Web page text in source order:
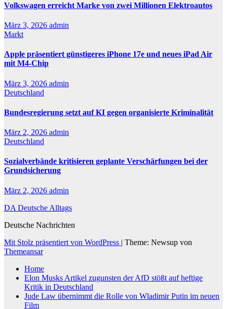
Volkswagen erreicht Marke von zwei Millionen Elektroautos
März 3, 2026 admin
Markt
Apple präsentiert günstigeres iPhone 17e und neues iPad Air
mit M4-Chip
März 3, 2026 admin
Deutschland
Bundesregierung setzt auf KI gegen organisierte Kriminalität
März 2, 2026 admin
Deutschland
Sozialverbände kritisieren geplante Verschärfungen bei der
Grundsicherung
März 2, 2026 admin
DA Deutsche Alltags
Deutsche Nachrichten
Mit Stolz präsentiert von WordPress | Theme: Newsup von
Themeansar
Home
Elon Musks Artikel zugunsten der AfD stößt auf heftige
Kritik in Deutschland
Jude Law übernimmt die Rolle von Wladimir Putin im neuen
Film